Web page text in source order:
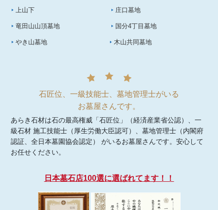
上山下 庄口墓地
竜田山山頂墓地 国分4丁目墓地
やき山墓地 木山共同墓地
石匠位、一級技能士、墓地管理士がいる
お墓屋さんです。
あらき石材は石の最高権威「石匠位」（経済産業省公認）、一
級石材 施工技能士（厚生労働大臣認可）、墓地管理士（内閣府
認証、全日本墓園協会認定） がいるお墓屋さんです。安心して
お任せください。
日本墓石店100選に選ばれてます！！